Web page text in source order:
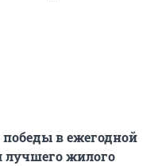
в ежегодной
лучшего жилого